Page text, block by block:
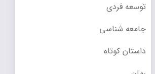
توسعه فردی
جامعه شناسی
داستان کوتاه